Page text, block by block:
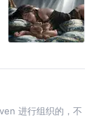
进行组织的，不